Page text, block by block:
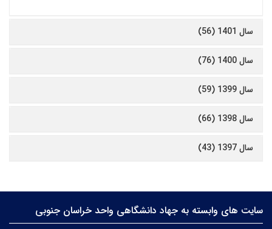
سال 1401 (56)
سال 1400 (76)
سال 1399 (59)
سال 1398 (66)
سال 1397 (43)
سایت های وابسته به جهاد دانشگاهی واحد خراسان جنوبی